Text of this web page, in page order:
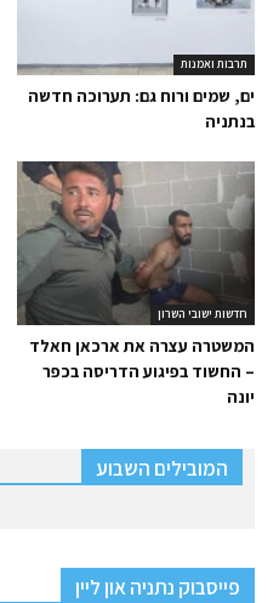
תרבות ואמנות
ים, שמים ורוח גם: תערוכה חדשה
בנתניה
חדשות ישובי השרון
המשטרה עצרה את ארכאן חאלד
– החשוד בפיגוע הדריסה בכפר
יונה
המובילים השבוע
פייסבוק נתניה און ליין